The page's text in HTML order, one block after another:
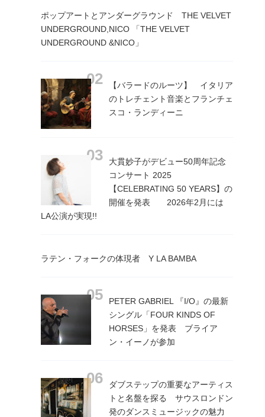
ポップアートとアンダーグラウンド THE VELVET
UNDERGROUND,NICO 「THE VELVET
UNDERGROUND &NICO」
【バラードのルーツ】 イタリア
のトレチェント音楽とフランチェ
スコ・ランディーニ
大貫妙子がデビュー50周年記念
コンサート 2025
【CELEBRATING 50 YEARS】の
開催を発表 2026年2月には
LA公演が実現!!
ラテン・フォークの体現者 Y LA BAMBA
PETER GABRIEL 『I/O』の最新
シングル「FOUR KINDS OF
HORSES」を発表 ブライア
ン・イーノが参加
ダブステップの重要なアーティス
トと名盤を探る サウスロンドン
発のダンスミュージックの魅力